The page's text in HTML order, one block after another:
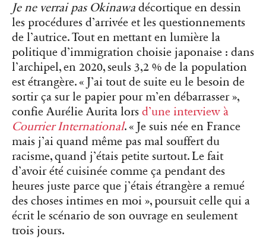
Je ne verrai pas Okinawa décortique en dessin
les procédures d’arrivée et les questionnements
de l’autrice. Tout en mettant en lumière la
politique d’immigration choisie japonaise : dans
l’archipel, en 2020, seuls 3,2 % de la population
est étrangère. « J’ai tout de suite eu le besoin de
sortir ça sur le papier pour m’en débarrasser »,
confie Aurélie Aurita lors d’une interview à
Courrier International. « Je suis née en France
mais j’ai quand même pas mal souffert du
racisme, quand j’étais petite surtout. Le fait
d’avoir été cuisinée comme ça pendant des
heures juste parce que j’étais étrangère a remué
des choses intimes en moi », poursuit celle qui a
écrit le scénario de son ouvrage en seulement
trois jours.